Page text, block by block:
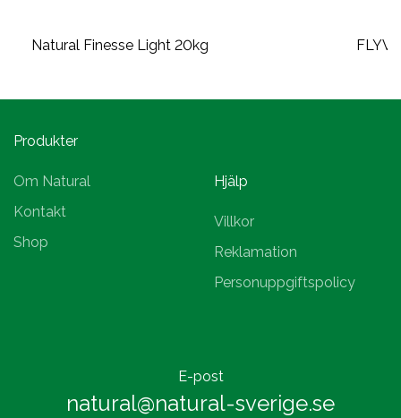
Natural Finesse Light 20kg
Produkter
Om Natural
Kontakt
Shop
Hjälp
Villkor
Reklamation
Personuppgiftspolicy
E-post
natural@natural-sverige.se